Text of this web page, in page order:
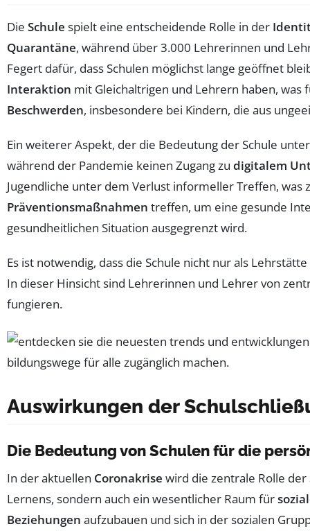
Die Schule spielt eine entscheidende Rolle in der
Quarantäne, während über 3.000 Lehrerinnen und
Fegert dafür, dass Schulen möglichst lange geöffnet
Interaktion mit Gleichaltrigen und Lehrern haben, was
Beschwerden, insbesondere bei Kindern, die aus
Ein weiterer Aspekt, der die Bedeutung der Schule
während der Pandemie keinen Zugang zu digitalem
Jugendliche unter dem Verlust informeller Treffen, was
Präventionsmaßnahmen treffen, um eine gesunde
gesundheitlichen Situation ausgegrenzt wird.
Es ist notwendig, dass die Schule nicht nur als
In dieser Hinsicht sind Lehrerinnen und Lehrer von
fungieren.
Auswirkungen der
Die Bedeutung von Schulen für die
In der aktuellen Coronakrise wird die zentrale Rolle der
Lernens, sondern auch ein wesentlicher Raum für
Beziehungen aufzubauen und sich in der sozialen